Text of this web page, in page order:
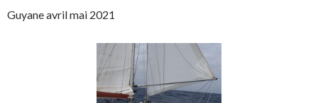
Guyane avril mai 2021